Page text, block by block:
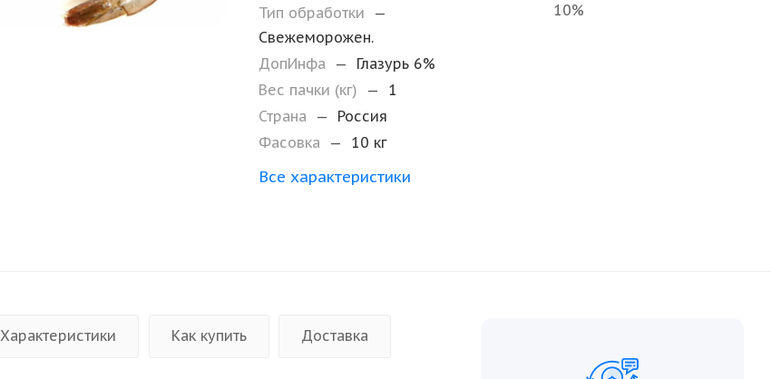
Тип обработки
—
Свежеморожен.
ДопИнфа
—
Глазурь 6%
Вес пачки (кг)
—
1
Страна
—
Россия
Фасовка
— 10 кг
Все характеристики
10%
Характеристики Как купить Доставка